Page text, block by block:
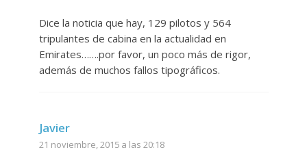
Dice la noticia que hay, 129 pilotos y 564
tripulantes de cabina en la actualidad en
Emirates…….por favor, un poco más de rigor,
además de muchos fallos tipográficos.
Javier
21 noviembre, 2015 a las 20:18